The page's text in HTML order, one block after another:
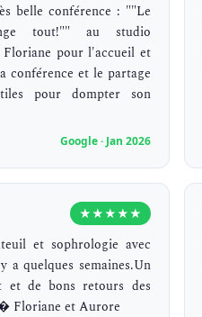
belle conférence : ""Le
tout!"" au studio
pour l'accueil et
conférence et le partage
pour dompter son
Google · Jan 2026
★★★★★
et sophrologie avec
a quelques semaines.Un
et de bons retours des
Floriane et Aurore